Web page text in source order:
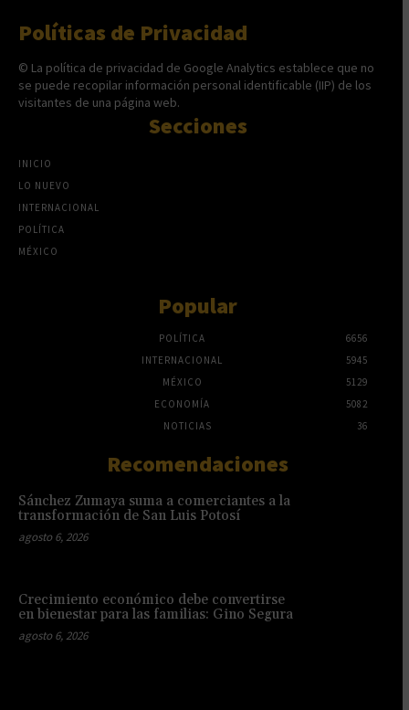
Políticas de Privacidad
© La política de privacidad de Google Analytics establece que no
se puede recopilar información personal identificable (IIP) de los
visitantes de una página web.
Secciones
INICIO
LO NUEVO
INTERNACIONAL
POLÍTICA
MÉXICO
Popular
POLÍTICA
6656
INTERNACIONAL
5945
MÉXICO
5129
ECONOMÍA
5082
NOTICIAS
36
Recomendaciones
Sánchez Zumaya suma a comerciantes a la
transformación de San Luis Potosí
agosto 6, 2026
Crecimiento económico debe convertirse
en bienestar para las familias: Gino Segura
agosto 6, 2026